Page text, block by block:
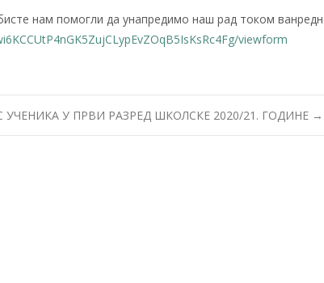
нам помогли да унапредимо наш рад током
viewform
УЧЕНИКА У ПРВИ РАЗРЕД ШКОЛСКЕ 2020/21. ГОДИНЕ →